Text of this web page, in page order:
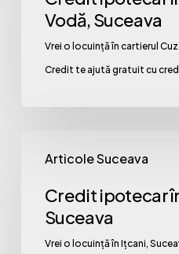
cartierul
Cuza
Vodă,
Vodă, Suceava
Vrei o locuință în cartierul
Credit te ajută gratuit cu
Articole Suceava
ipotecar
cartierul
Ițcani,
Credit ipotecar
Suceava
Vrei o locuință în Ițcani,